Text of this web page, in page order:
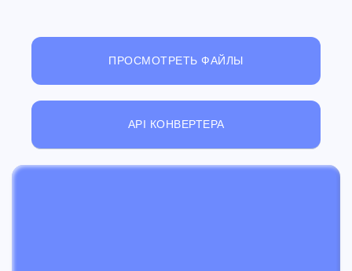
ПРОСМОТРЕТЬ ФАЙЛЫ
API КОНВЕРТЕРА